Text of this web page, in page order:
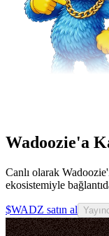
Wadoozie'a
Canlı olarak
ekosistemiyle
$WADZ satın al